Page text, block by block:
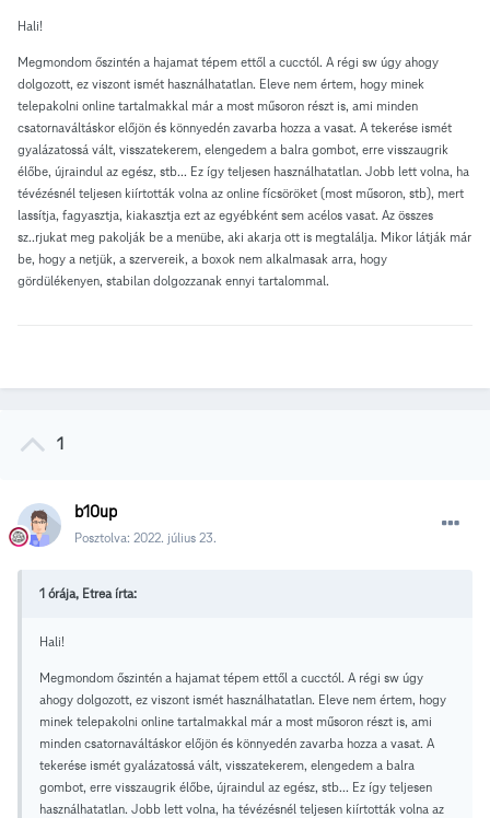
Hali!
Megmondom őszintén a hajamat tépem ettől a cucctól. A régi sw úgy ahogy
dolgozott, ez viszont ismét használhatatlan. Eleve nem értem, hogy minek
telepakolni online tartalmakkal már a most műsoron részt is, ami minden
csatornaváltáskor előjön és könnyedén zavarba hozza a vasat. A tekerése ismét
gyalázatossá vált, visszatekerem, elengedem a balra gombot, erre visszaugrik
élőbe, újraindul az egész, stb... Ez így teljesen használhatatlan. Jobb lett volna, ha
tévézésnél teljesen kiírtották volna az online fícsöröket (most műsoron, stb), mert
lassítja, fagyasztja, kiakasztja ezt az egyébként sem acélos vasat. Az összes
sz..rjukat meg pakolják be a menübe, aki akarja ott is megtalálja. Mikor látják már
be, hogy a netjük, a szervereik, a boxok nem alkalmasak arra, hogy
gördülékenyen, stabilan dolgozzanak ennyi tartalommal.
1
b10up
Posztolva: 2022. július 23.
1 órája, Etrea írta:
Hali!
Megmondom őszintén a hajamat tépem ettől a cucctól. A régi sw úgy
ahogy dolgozott, ez viszont ismét használhatatlan. Eleve nem értem, hogy
minek telepakolni online tartalmakkal már a most műsoron részt is, ami
minden csatornaváltáskor előjön és könnyedén zavarba hozza a vasat. A
tekerése ismét gyalázatossá vált, visszatekerem, elengedem a balra
gombot, erre visszaugrik élőbe, újraindul az egész, stb... Ez így teljesen
használhatatlan. Jobb lett volna, ha tévézésnél teljesen kiírtották volna az